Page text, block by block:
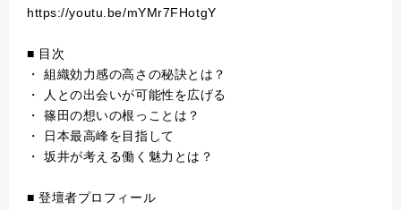
https://youtu.be/mYMr7FHotgY
■ 目次
・ 組織効力感の高さの秘訣とは？
・ 人との出会いが可能性を広げる
・ 篠田の想いの根っことは？
・ 日本最高峰を目指して
・ 坂井が考える働く魅力とは？
■ 登壇者プロフィール